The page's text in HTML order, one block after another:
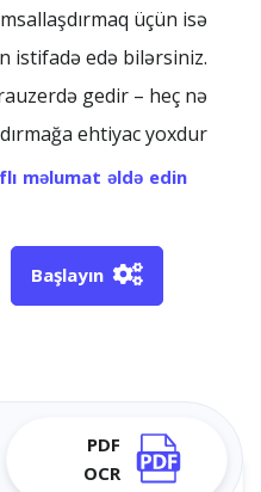
üçün isə
istifadə edə bilərsiniz.
gedir – heç nə
ehtiyac yoxdur.
məlumat əldə edin
Başlayın
PDF
OCR